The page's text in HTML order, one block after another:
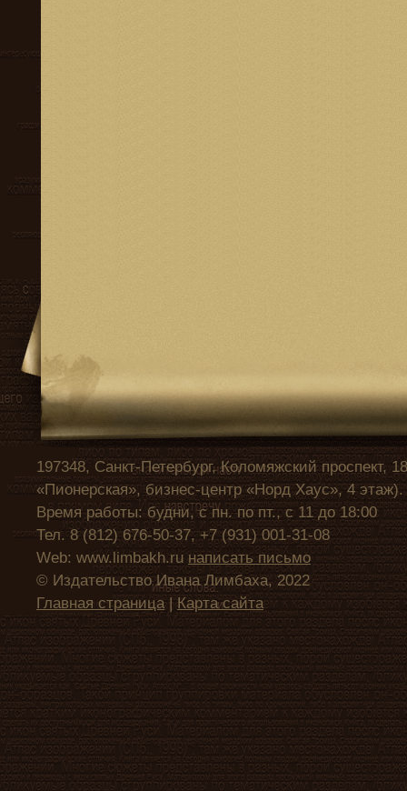
197348, Санкт-Петербург, Коломяжский
«Пионерская», бизнес-центр «Норд Хаус», 4 этаж).
Время работы: будни, с пн. по пт., с 11 до 18:00
Тел. 8 (812) 676-50-37, +7 (931) 001-31-08
Web: www.limbakh.ruнаписать письмо
© Издательство Ивана Лимбаха, 2022
Главная страница|Карта сайта